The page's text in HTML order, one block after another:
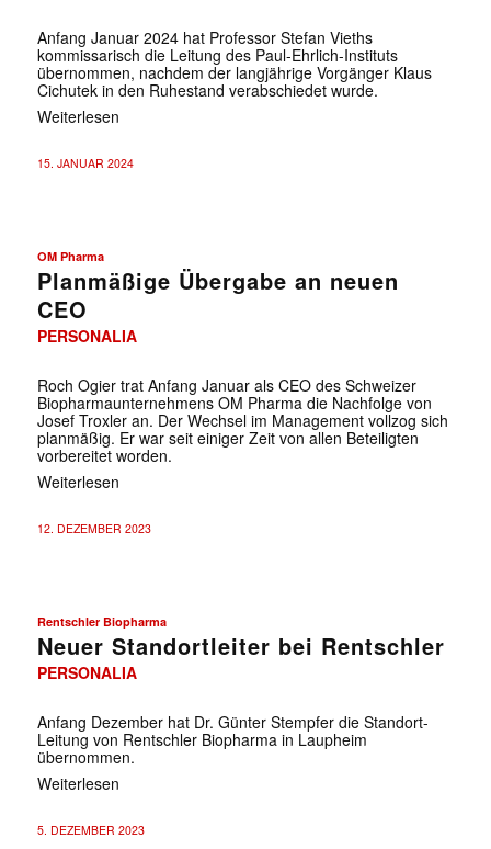
Anfang Januar 2024 hat Professor Stefan Vieths
kommissarisch die Leitung des Paul-Ehrlich-Instituts
übernommen, nachdem der langjährige Vorgänger Klaus
Cichutek in den Ruhestand verabschiedet wurde.
Weiterlesen
15. JANUAR 2024
OM Pharma
Planmäßige Übergabe an neuen
CEO
PERSONALIA
Roch Ogier trat Anfang Januar als CEO des Schweizer
Biopharmaunternehmens OM Pharma die Nachfolge von
Josef Troxler an. Der Wechsel im Management vollzog sich
planmäßig. Er war seit einiger Zeit von allen Beteiligten
vorbereitet worden.
Weiterlesen
12. DEZEMBER 2023
Rentschler Biopharma
Neuer Standortleiter bei Rentschler
PERSONALIA
Anfang Dezember hat Dr. Günter Stempfer die Standort-
Leitung von Rentschler Biopharma in Laupheim
übernommen.
Weiterlesen
5. DEZEMBER 2023